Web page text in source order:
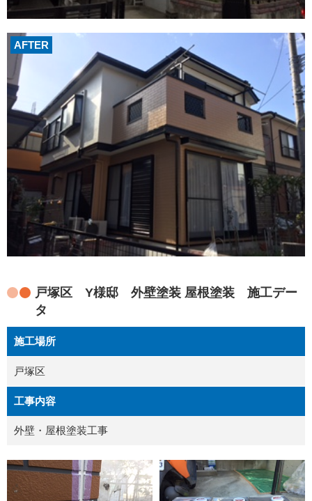
AFTER
戸塚区 Y様邸 外壁塗装 屋根塗装 施工デー
タ
施工場所
戸塚区
工事内容
外壁・屋根塗装工事